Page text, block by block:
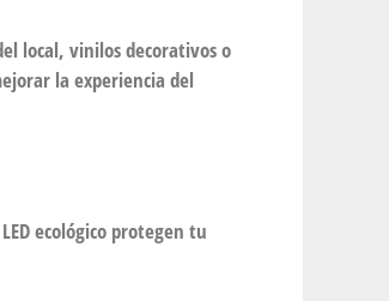
local, vinilos decorativos o
la experiencia del
ecológico protegen tu